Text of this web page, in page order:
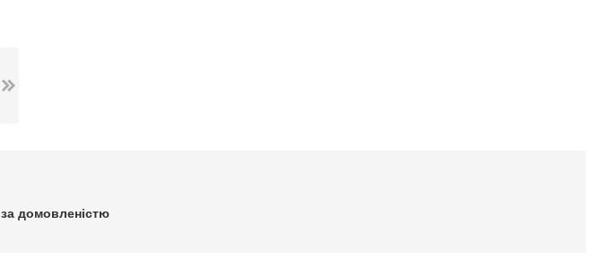
за домовленістю